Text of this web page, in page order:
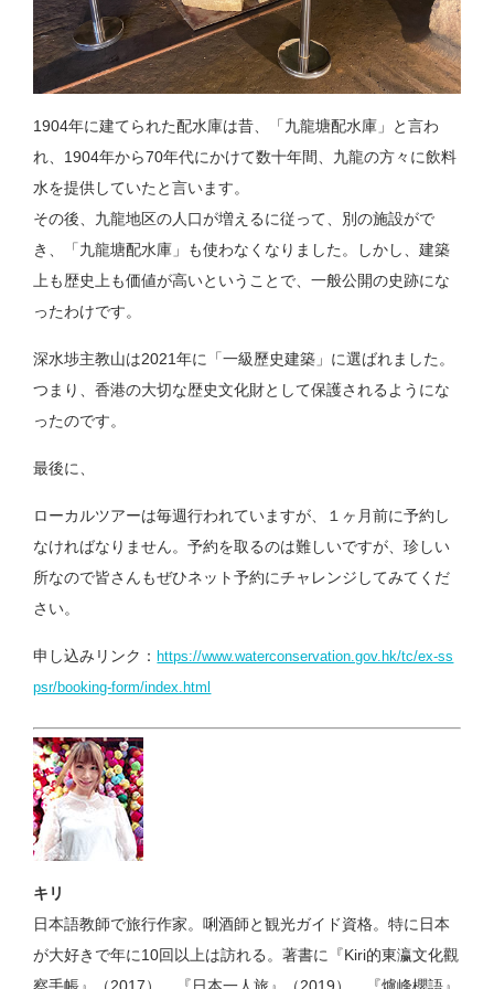
1904年に建てられた配水庫は昔、「九龍塘配水庫」と言わ
れ、1904年から70年代にかけて数十年間、九龍の方々に飲料
水を提供していたと言います。
その後、九龍地区の人口が増えるに従って、別の施設がで
き、「九龍塘配水庫」も使わなくなりました。しかし、建築
上も歴史上も価値が高いということで、一般公開の史跡にな
ったわけです。
深水埗主教山は2021年に「一級歷史建築」に選ばれました。
つまり、香港の大切な歴史文化財として保護されるようにな
ったのです。
最後に、
ローカルツアーは毎週行われていますが、１ヶ月前に予約し
なければなりません。予約を取るのは難しいですが、珍しい
所なので皆さんもぜひネット予約にチャレンジしてみてくだ
さい。
申し込みリンク：https://www.waterconservation.gov.hk/tc/ex-ss
psr/booking-form/index.html
キリ
日本語教師で旅行作家。唎酒師と観光ガイド資格。特に日本
が大好きで年に10回以上は訪れる。著書に『Kiri的東瀛文化觀